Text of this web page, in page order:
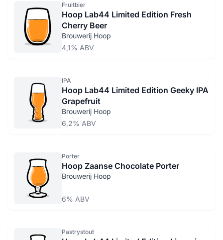
Fruitbier
Hoop Lab44 Limited Edition Fresh
Cherry Beer
Brouwerij Hoop
4,1% ABV
IPA
Hoop Lab44 Limited Edition Geeky IPA
Grapefruit
Brouwerij Hoop
6,2% ABV
Porter
Hoop Zaanse Chocolate Porter
Brouwerij Hoop
6% ABV
Pastrystout